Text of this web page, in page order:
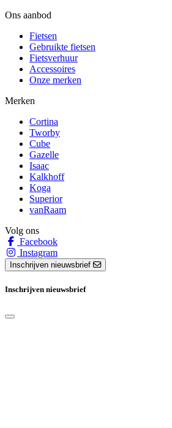
Ons aanbod
Fietsen
Gebruikte fietsen
Fietsverhuur
Accessoires
Onze merken
Merken
Cortina
Tworby
Cube
Gazelle
Isaac
Kalkhoff
Koga
Superior
vanRaam
Volg ons
Facebook
Instagram
Inschrijven nieuwsbrief
Inschrijven nieuwsbrief